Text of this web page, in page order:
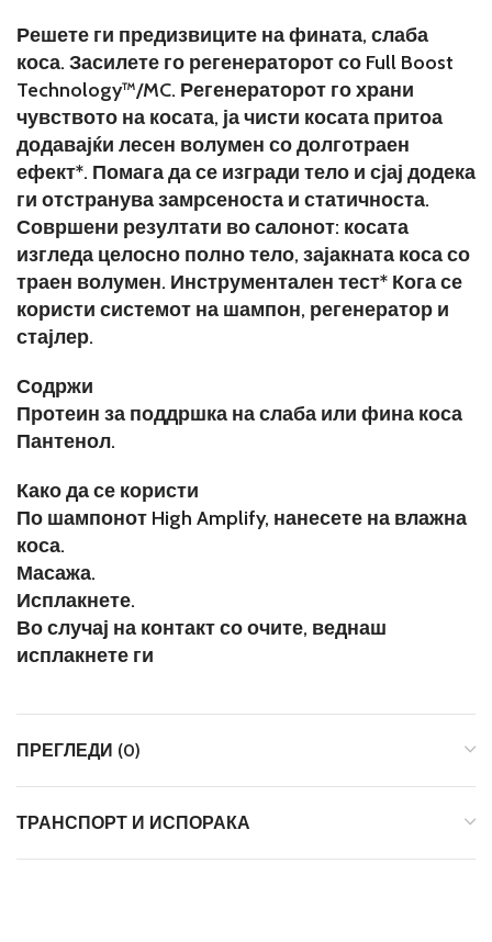
Решете ги предизвиците на фината, слаба
коса. Засилете го регенераторот со Full Boost
Technology™/MC. Регенераторот го храни
чувството на косата, ја чисти косата притоа
додавајќи лесен волумен со долготраен
ефект*. Помага да се изгради тело и сјај додека
ги отстранува замрсеноста и статичноста.
Совршени резултати во салонот: косата
изгледа целосно полно тело, зајакната коса со
траен волумен. Инструментален тест* Кога се
користи системот на шампон, регенератор и
стајлер.
Содржи
Протеин за поддршка на слаба или фина коса
Пантенол.
Како да се користи
По шампонот High Amplify, нанесете на влажна
коса.
Масажа.
Исплакнете.
Во случај на контакт со очите, веднаш
исплакнете ги
ПРЕГЛЕДИ (0)
ТРАНСПОРТ И ИСПОРАКА